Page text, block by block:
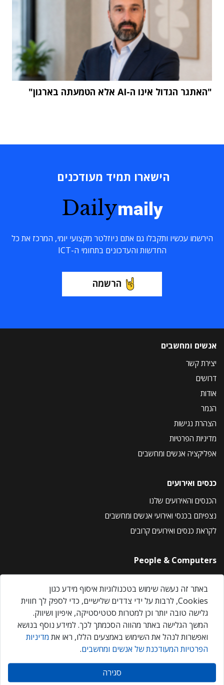
"האתגר הגדול אינו ה-AI אלא הטמעתה בארגון"
הישארו תמיד מעודכנים
Dailymaily
הירשמו עכשיו ותקבלו גם אתם ניוזלטר מקצועי יומי, המרכז את כל
החדשות והעדכונים בתחומי ה-ICT
הרשמה
אנשים ומחשבים
יצירת קשר
דרושים
אודות
הנמר
הצהרת נגישות
מדיניות הפרטיות
אפליקציה אנשים ומחשבים
כנסים ואירועים
הכנסים והאירועים שלנו
נצפיתם בכנסי ואירועי אנשים ומחשבים
לקראת כנסים ואירועים קרובים
People & Computers
About Us
Privacy Policy
Contact Us
Our Events
אנשים ומחשבים © 2026 – כל הזכויות שמורות
באתר זה נעשה שימוש בטכנולוגיות איסוף מידע כגון
Cookies, לרבות על ידי צדדים שלישיים, כדי לספק לך חווית
גלישה טובה יותר וכן למטרות סטטיסטיקה, איפיון ושיווק.
המשך הגלישה באתר מהווה הסכמתך לכך. למידע נוסף בנושא
ואפשרות לנהל את השימוש באמצעים הללו, ראו את מדיניות
הפרטיות המעודכנת של אנשים ומחשבים.
סגירה